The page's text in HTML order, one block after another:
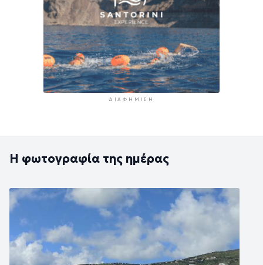
ΔΙΑΦΉΜΙΣΗ
Η φωτογραφία της ημέρας
Εικόνα